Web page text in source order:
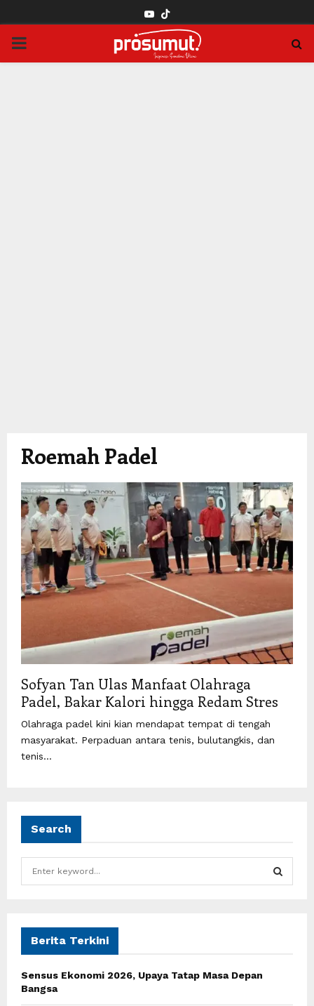
YOUTUBE
PRIMARY
Roemah Padel
Sofyan Tan Ulas Manfaat Olahraga
Padel, Bakar Kalori hingga Redam Stres
Olahraga padel kini kian mendapat tempat di tengah
masyarakat. Perpaduan antara tenis, bulutangkis, dan
tenis...
Search
f
r
Berita Terkini
Sensus Ekonomi 2026, Upaya Tatap Masa Depan
Bangsa